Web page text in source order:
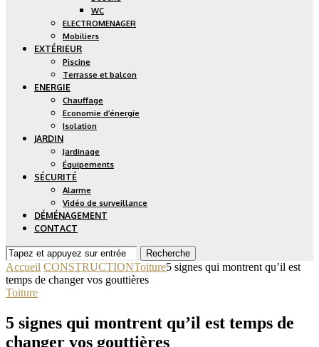
WC
ELECTROMENAGER
Mobiliers
EXTÉRIEUR
Piscine
Terrasse et balcon
ENERGIE
Chauffage
Economie d’énergie
Isolation
JARDIN
Jardinage
Équipements
SÉCURITÉ
Alarme
Vidéo de surveillance
DÉMÉNAGEMENT
CONTACT
Recherche
Accueil CONSTRUCTIONToiture5 signes qui montrent qu’il est
temps de changer vos gouttières
Toiture
5 signes qui montrent qu’il est temps de
changer vos gouttières